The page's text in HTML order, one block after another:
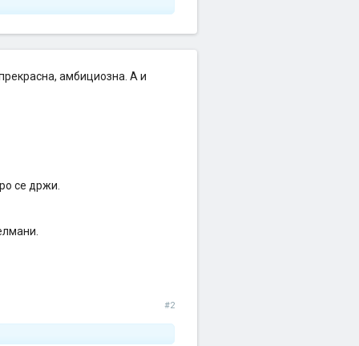
амбициозна. А и
се држи.
#2